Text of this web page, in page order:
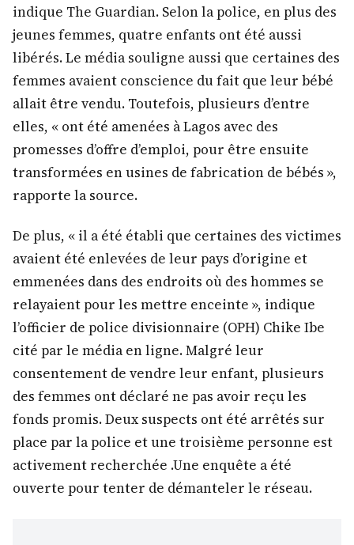
indique The Guardian. Selon la police, en plus des
jeunes femmes, quatre enfants ont été aussi
libérés. Le média souligne aussi que certaines des
femmes avaient conscience du fait que leur bébé
allait être vendu. Toutefois, plusieurs d’entre
elles, « ont été amenées à Lagos avec des
promesses d’offre d’emploi, pour être ensuite
transformées en usines de fabrication de bébés »,
rapporte la source.
De plus, « il a été établi que certaines des victimes
avaient été enlevées de leur pays d’origine et
emmenées dans des endroits où des hommes se
relayaient pour les mettre enceinte », indique
l’officier de police divisionnaire (OPH) Chike Ibe
cité par le média en ligne. Malgré leur
consentement de vendre leur enfant, plusieurs
des femmes ont déclaré ne pas avoir reçu les
fonds promis. Deux suspects ont été arrêtés sur
place par la police et une troisième personne est
activement recherchée .Une enquête a été
ouverte pour tenter de démanteler le réseau.